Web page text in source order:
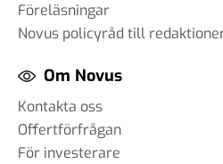
Föreläsningar
Novus policyråd till
Om Novus
Kontakta oss
Offertförfrågan
För investerare